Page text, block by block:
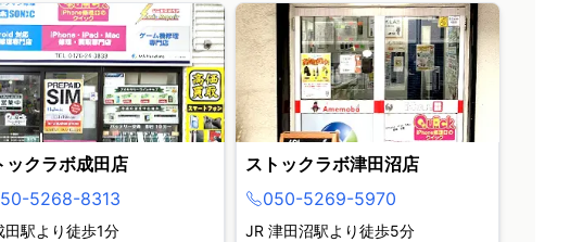
ックラボ成田店
5268-8313
田駅より徒歩1分
ストックラボ津田沼店
050-5269-5970
JR 津田沼駅より徒歩5分